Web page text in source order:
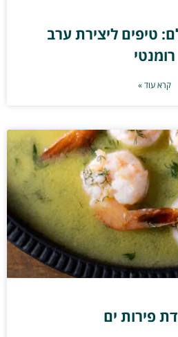
טיפים ליצירת ערב
רומנטי
קרא עוד »
פירות ים